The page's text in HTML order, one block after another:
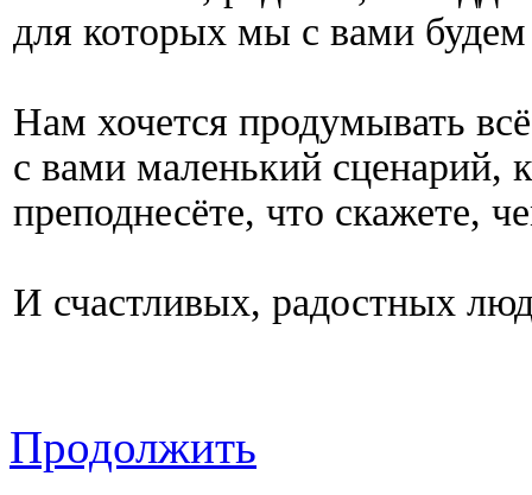
для которых мы с вами
Нам хочется продумывать
с вами маленький сценарий,
преподнесёте, что скажете,
И счастливых, радостных
Продолжить